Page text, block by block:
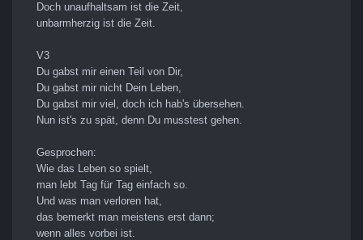
Doch unaufhaltsam ist die Zeit,
unbarmherzig ist die Zeit.
V3
Du gabst mir einen Teil von Dir,
Du gabst mir nicht Dein Leben,
Du gabst mir viel, doch ich hab's übersehen.
Nun ist's zu spät, denn Du musstest gehen.
Gesprochen:
Wie das Leben so spielt,
man lebt Tag für Tag einfach so.
Und was man verloren hat,
das bemerkt man meistens erst dann;
wenn alles vorbei ist.